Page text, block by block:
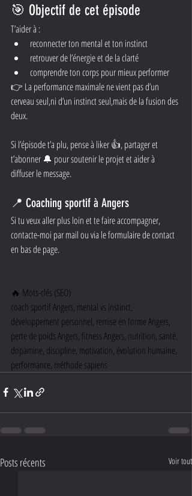
🎯 Objectif de cet épisode
T’aider à :
reconnecter ton mental et ton instinct
retrouver de l’énergie et de la clarté
comprendre ton corps pour mieux performer
👉 La performance maximale ne vient pas d’un
cerveau seul,ni d’un instinct seul,mais de la fusion des
deux.
Si l’épisode t’a plu, pense à liker 👍, partager et
t’abonner 🔔 pour soutenir le projet et aider à
diffuser le message.
📍 Coaching sportif à Angers
Si tu veux aller plus loin et te faire accompagner,
contacte-moi par mail ou via le formulaire de contact
en bas de page.
🔥 Mots-clés (SEO)
coach sportif Angers, mental vs instinct,
développement personnel, remise en forme Angers,
perte de poids Angers, fitness Angers, nutrition, santé,
dopamine, discipline, motivation, évolution humaine,
performance, méthode sapiens
Posts récents Voir tout